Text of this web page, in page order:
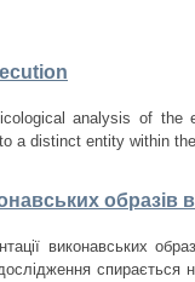
analysis of the
a distinct entity within
образів
виконавських
спирається